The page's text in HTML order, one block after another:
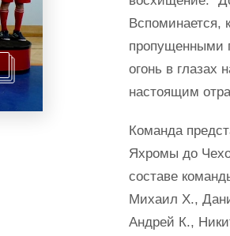
Вспоминается,
пропущенными
огонь в
настоящим
Команда
Яхромы до
составе
Михаил Х.,
Андрей К.,